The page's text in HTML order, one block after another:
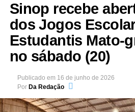
Sinop recebe
dos Jogos
Estudantis Mato-
no sábado (20)
Publicado em 16 de junho de 2026
Por Da Redação